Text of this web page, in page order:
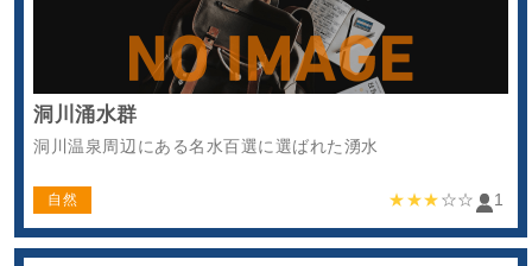
洞川涌水群
洞川温泉周辺にある名水百選に選ばれた湧水
自然 ★★★☆☆ 1